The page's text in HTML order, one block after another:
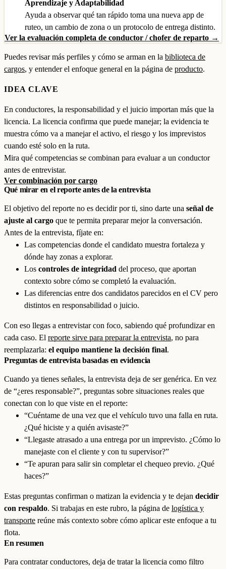
Aprendizaje y Adaptabilidad
Ayuda a observar qué tan rápido toma una nueva app de
ruteo, un cambio de zona o un protocolo de entrega distinto.
Ver la evaluación completa de conductor / chofer de reparto →
Puedes revisar más perfiles y cómo se arman en la biblioteca de
cargos, y entender el enfoque general en la página de producto.
IDEA CLAVE
En conductores, la responsabilidad y el juicio importan más que la
licencia. La licencia confirma que puede manejar; la evidencia te
muestra cómo va a manejar el activo, el riesgo y los imprevistos
cuando esté solo en la ruta.
Mira qué competencias se combinan para evaluar a un conductor
antes de entrevistar.
Ver combinación por cargo
Qué mirar en el reporte antes de la entrevista
El objetivo del reporte no es decidir por ti, sino darte una señal de
ajuste al cargo que te permita preparar mejor la conversación.
Antes de la entrevista, fíjate en:
Las competencias donde el candidato muestra fortaleza y
dónde hay zonas a explorar.
Los controles de integridad del proceso, que aportan
contexto sobre cómo se completó la evaluación.
Las diferencias entre dos candidatos parecidos en el CV pero
distintos en responsabilidad o juicio.
Con eso llegas a entrevistar con foco, sabiendo qué profundizar en
cada caso. El reporte sirve para preparar la entrevista, no para
reemplazarla: el equipo mantiene la decisión final.
Preguntas de entrevista basadas en evidencia
Cuando ya tienes señales, la entrevista deja de ser genérica. En vez
de “¿eres responsable?”, preguntas sobre situaciones reales que
conectan con lo que viste en el reporte:
“Cuéntame de una vez que el vehículo tuvo una falla en ruta.
¿Qué hiciste y a quién avisaste?”
“Llegaste atrasado a una entrega por un imprevisto. ¿Cómo lo
manejaste con el cliente y con tu supervisor?”
“Te apuran para salir sin completar el chequeo previo. ¿Qué
haces?”
Estas preguntas confirman o matizan la evidencia y te dejan decidir
con respaldo. Si trabajas en este rubro, la página de logística y
transporte reúne más contexto sobre cómo aplicar este enfoque a tu
flota.
En resumen
Para contratar conductores, deja de tratar la licencia como filtro